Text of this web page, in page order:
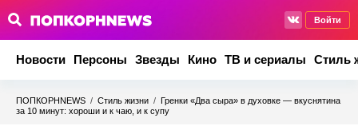
Войти
Новости Персоны Звезды Кино ТВ и сериалы Стиль
ПОПКОРНNEWS / Стиль жизни / Гренки «Два сыра» в духовке — вкуснятина
за 10 минут: хороши и к чаю, и к супу